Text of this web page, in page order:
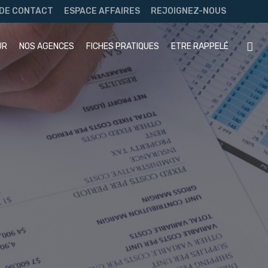
CONTACT ESPACE AFFAIRES REJOIGNEZ-NOUS
NOS AGENCES FICHES PRATIQUES ETRE RAPPELÉ